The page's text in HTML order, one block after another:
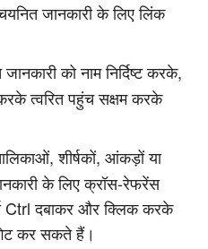
जानकारी के लिए लिंक
को नाम निर्दिष्ट करके,
त्वरित पहुंच सक्षम करके
शीर्षकों, आंकड़ों या
के लिए क्रॉस-रेफरेंस
Ctrl दबाकर और क्लिक करके
कर सकते हैं।